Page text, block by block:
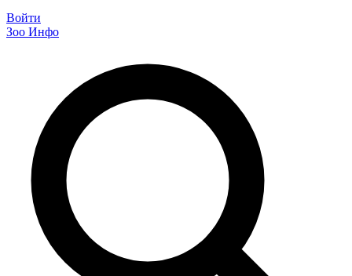
Войти
Зоо Инфо